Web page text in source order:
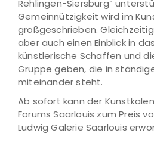
Rehlingen-Siersburg“
Gemeinnützigkeit wird im
großgeschrieben.
aber auch einen Einblick in
künstlerische Schaffen und
Gruppe geben, die in
miteinander steht.
Ab sofort kann der
Forums Saarlouis zum Preis
Ludwig Galerie Saarlouis